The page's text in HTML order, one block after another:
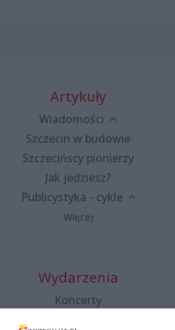
Artykuły
Wiadomości
Szczecin w budowie
Szczecińscy pionierzy
Jak jedziesz?
Publicystyka - cykle
Więcej
Wydarzenia
Koncerty